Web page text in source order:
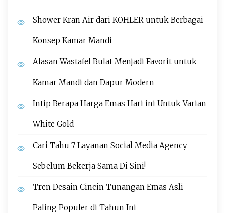
Shower Kran Air dari KOHLER untuk Berbagai
Konsep Kamar Mandi
Alasan Wastafel Bulat Menjadi Favorit untuk
Kamar Mandi dan Dapur Modern
Intip Berapa Harga Emas Hari ini Untuk Varian
White Gold
Cari Tahu 7 Layanan Social Media Agency
Sebelum Bekerja Sama Di Sini!
Tren Desain Cincin Tunangan Emas Asli
Paling Populer di Tahun Ini